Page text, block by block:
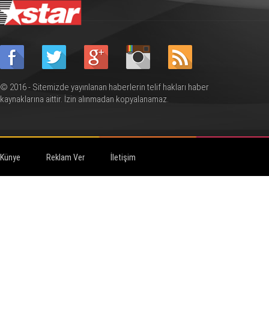
© 2016 - Sitemizde yayınlanan haberlerin telif hakları haber
kaynaklarına aittir. İzin alınmadan kopyalanamaz.
Künye Reklam Ver İletişim